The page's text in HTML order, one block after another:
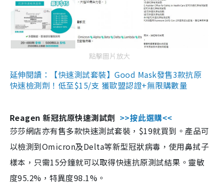
點擊圖片放大
延伸閱讀：【快速測試套裝】Good Mask發售3款抗原
快速檢測劑！低至$15/支 獲歐盟認證+無限購數量
Reagen 新冠抗原快速測試劑 >>按此選購<<
莎莎網店亦有售多款快速測試套裝，$19就買到。產品可
以檢測到Omicron及Delta等新型冠狀病毒，使用鼻拭子
樣本，只需15分鐘就可以取得快速抗原測試結果。靈敏
度95.2%，特異度98.1%。